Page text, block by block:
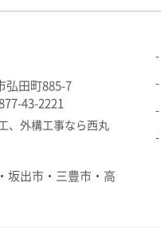
弘田町885-7
43-2221
、外構工事なら西丸
坂出市・三豊市・高